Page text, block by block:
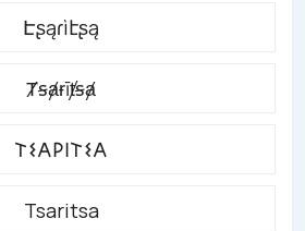
Էʂąɾìէʂą
Ⱦꞩⱥɍīⱦꞩⱥ
𐌕𐌔𐌀𐌓𐌉𐌕𐌔𐌀
Tsaritsa